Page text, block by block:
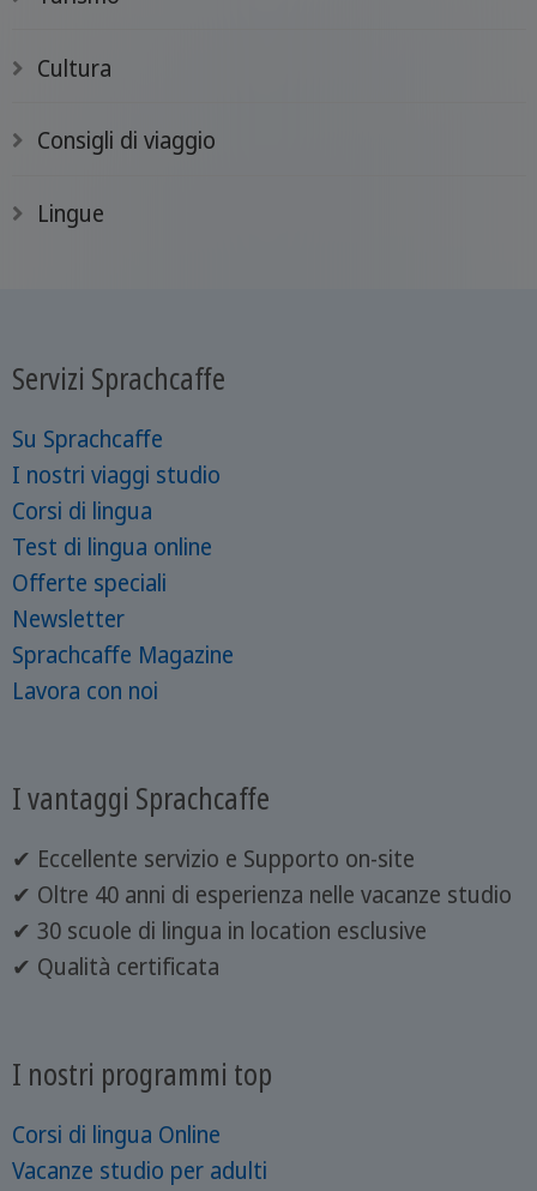
Cultura
Consigli di viaggio
Lingue
Servizi Sprachcaffe
Su Sprachcaffe
I nostri viaggi studio
Corsi di lingua
Test di lingua online
Offerte speciali
Newsletter
Sprachcaffe Magazine
Lavora con noi
I vantaggi Sprachcaffe
✔ Eccellente servizio e Supporto on-site
✔ Oltre 40 anni di esperienza nelle vacanze studio
✔ 30 scuole di lingua in location esclusive
✔ Qualità certificata
I nostri programmi top
Corsi di lingua Online
Vacanze studio per adulti